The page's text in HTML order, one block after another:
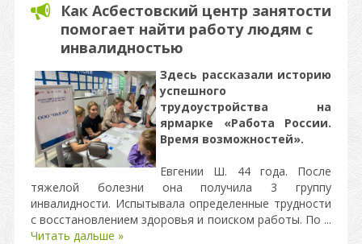
Как Асбестовский центр занятости
помогает найти работу людям с
инвалидностью
Здесь рассказали историю
успешного
трудоустройства на
ярмарке «Работа России.
Время возможностей».
Евгении Ш. 44 года. После
тяжелой болезни она получила 3 группу
инвалидности. Испытывала определенные трудности
с восстановлением здоровья и поиском работы. По ...
Читать дальше »